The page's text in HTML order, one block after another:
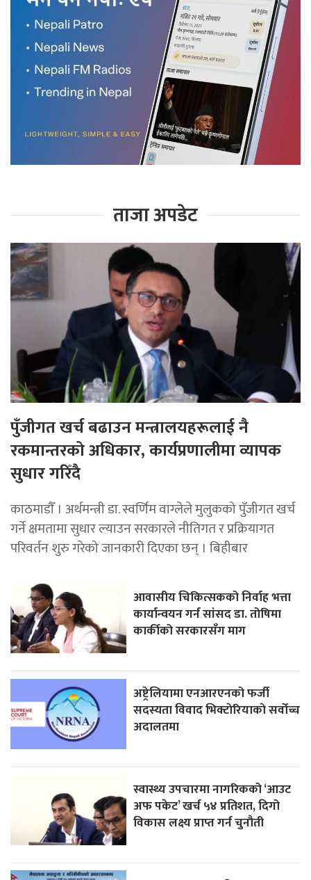
ताजा अपडेट
पुँजीगत खर्च बढाउन मन्त्रालयहरूलाई नै
रकमान्तरको अधिकार, कार्यप्रणालीमा व्यापक
सुधार गरिँदै
काठमाडाैँ । अर्थमन्त्री डा. स्वर्णिम वाग्लेले मुलुकको पुँजीगत खर्च
गर्ने क्षमतामा सुधार ल्याउन सरकारले नीतिगत र प्रक्रियागत
परिवर्तन शुरु गरेको जानकारी दिएका छन् । बिहीबार
आवासीय चिकित्सकको निर्वाह भत्ता
कार्यान्वयन गर्न सांसद डा. तोषिमा
कार्कीको सरकारसँग माग
अष्ट्रेलियामा एनआरएनको फर्जी
सदस्यता विवाद भिक्टाेरियाकाे सर्वोच्च
अदालतमा
स्वास्थ्य उपचारमा नागरिकको ‘आउट
अफ पकेट’ खर्च ५४ प्रतिशत, दिगो
विकास लक्ष्य प्राप्त गर्न चुनौती